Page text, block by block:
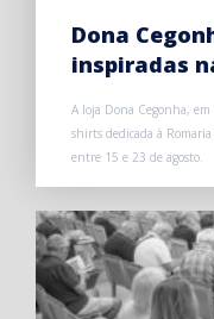
Dona
inspiradas
A loja Dona Cegonha,
shirts dedicada à
entre 15 e 23 de agosto.